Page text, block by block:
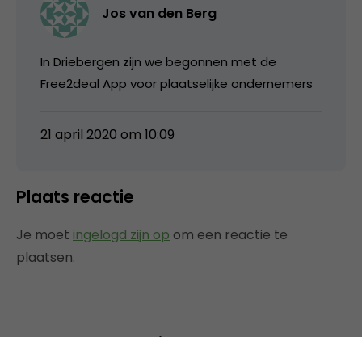
Jos van den Berg
In Driebergen zijn we begonnen met de
Free2deal App voor plaatselijke ondernemers
21 april 2020 om 10:09
Plaats reactie
Je moet ingelogd zijn op om een reactie te
plaatsen.